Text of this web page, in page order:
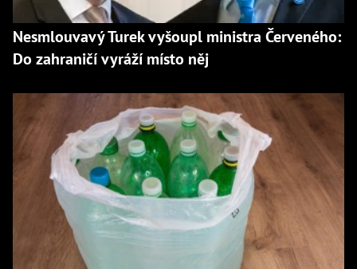
Nesmlouvavý Turek vyšoupl ministra Červeného:
Do zahraničí vyráží místo něj